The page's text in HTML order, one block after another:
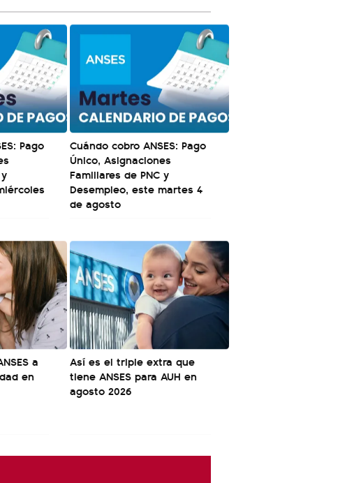
Pago
Cuándo cobro ANSES: Pago
Único, Asignaciones
Familiares de PNC y
Desempleo, este martes 4
de agosto
a
en
Así es el triple extra que
tiene ANSES para AUH en
agosto 2026